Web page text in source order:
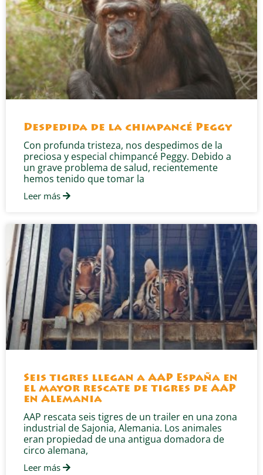
Despedida de la chimpancé Peggy
Con profunda tristeza, nos despedimos de la
preciosa y especial chimpancé Peggy. Debido a
un grave problema de salud, recientemente
hemos tenido que tomar la
Leer más
Seis tigres llegan a AAP España en
el mayor rescate de tigres de AAP
en Alemania
AAP rescata seis tigres de un trailer en una zona
industrial de Sajonia, Alemania. Los animales
eran propiedad de una antigua domadora de
circo alemana,
Leer más